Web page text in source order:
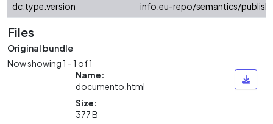
dc.type.version
info:eu-repo/semantics/
Files
Original bundle
Now showing1 - 1 of 1
Name:
documento.html
Size:
377 B